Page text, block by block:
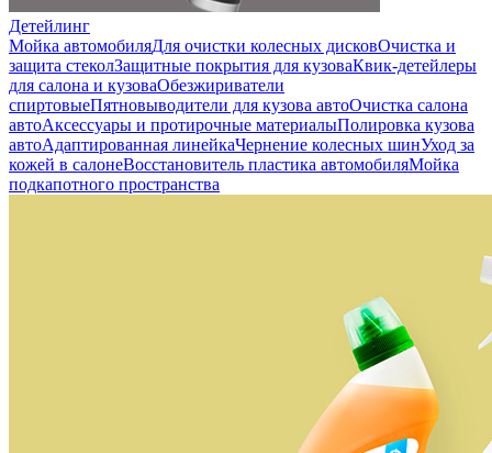
Детейлинг
Мойка автомобиляДля очистки колесных дисковОчистка и
защита стеколЗащитные покрытия для кузоваКвик-детейлеры
для салона и кузоваОбезжириватели
спиртовыеПятновыводители для кузова автоОчистка салона
автоАксессуары и протирочные материалыПолировка кузова
автоАдаптированная линейкаЧернение колесных шинУход за
кожей в салонеВосстановитель пластика автомобиляМойка
подкапотного пространства